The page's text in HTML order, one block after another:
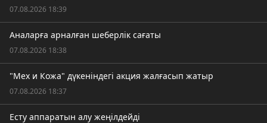
07.08.2026 18:39
Аналарға арналған шеберлік сағаты
07.08.2026 18:38
"Мех и Кожа" дүкеніндегі акция жалғасып жатыр
07.08.2026 18:37
Есту аппаратын алу жеңілдейді